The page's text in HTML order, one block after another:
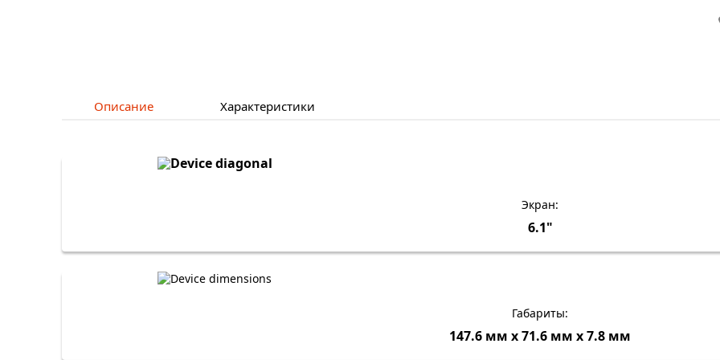
Описание Характеристики
Экран:
6.1"
Габариты:
147.6 мм х 71.6 мм х 7.8 мм